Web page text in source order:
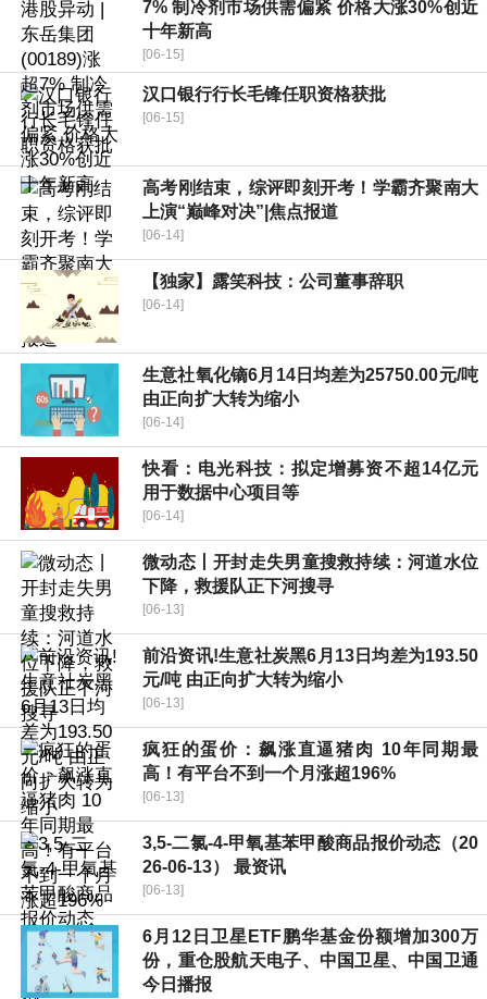
7% 制冷剂市场供需偏紧 价格大涨30%创近
十年新高
[06-15]
汉口银行行长毛锋任职资格获批
[06-15]
高考刚结束，综评即刻开考！学霸齐聚南大
上演“巅峰对决”|焦点报道
[06-14]
【独家】露笑科技：公司董事辞职
[06-14]
生意社氧化镝6月14日均差为25750.00元/吨
由正向扩大转为缩小
[06-14]
快看：电光科技：拟定增募资不超14亿元
用于数据中心项目等
[06-14]
微动态丨开封走失男童搜救持续：河道水位
下降，救援队正下河搜寻
[06-13]
前沿资讯!生意社炭黑6月13日均差为193.50
元/吨 由正向扩大转为缩小
[06-13]
疯狂的蛋价：飙涨直逼猪肉 10年同期最
高！有平台不到一个月涨超196%
[06-13]
3,5-二氯-4-甲氧基苯甲酸商品报价动态（20
26-06-13） 最资讯
[06-13]
6月12日卫星ETF鹏华基金份额增加300万
份，重仓股航天电子、中国卫星、中国卫通
今日播报